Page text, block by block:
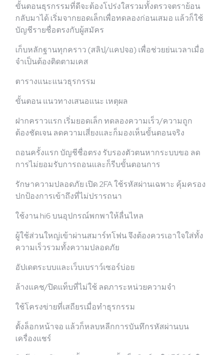
ขั้นตอนธุรกรรมที่ดีจะต้องโปร่งใสรวมทั้งตรวจตราย้อน
กลับมาได้ เริ่มจากยอดเล็กเพื่อทดลองก่อนเสมอ แล้วก็ใช้
บัญชีรายชื่อตรงกับผู้สมัคร
เก็บหลักฐานทุกคราว (สลิป/แคปจอ) เพื่อช่วยย่นเวลาเมื่อ
จำเป็นต้องติดตามเคส
ตารางแนะแนวธุรกรรม
ขั้นตอน แนวทางเสนอแนะ เหตุผล
ฝากคราวแรก เริ่มยอดเล็ก ทดลองความเร็ว/ความถูก
ต้องชัดเจน ลดความเสี่ยงและก็มองเห็นขั้นตอนจริง
ถอนครั้งแรก บัญชีชื่อตรง รับรองตัวตนหากระบบขอ ลด
การไม่ยอมรับการถอนและก็รีบขั้นตอนการ
รักษาความปลอดภัย เปิด 2FA ใช้รหัสผ่านเฉพาะ คุ้มครอง
ปกป้องการเข้าถึงที่ไม่ปรารถนา
ใช้งาน hi6 บนอุปกรณ์พกพาให้ลื่นไหล
ผู้ใช้ส่วนใหญ่เข้าผ่านสมาร์ทโฟน จึงต้องควรเอาใจใส่ทั้ง
ความเร็วรวมทั้งความปลอดภัย
อัปเดตระบบและเว็บเบราว์เซอร์บ่อย
ล้างแคช/ปิดแท็บที่ไม่ใช้ ลดภาระหน่วยความจำ
ใช้โครงข่ายที่เสถียรเมื่อทำธุรกรรม
ตั้งล็อกหน้าจอ แล้วก็หลบหลีกการบันทึกรหัสผ่านบน
เครื่องแชร์